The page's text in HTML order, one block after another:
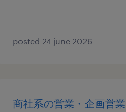
posted 24 june 2026
商社系の営業・企画営